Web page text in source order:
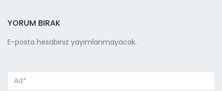
YORUM BIRAK
E-posta hesabınız yayımlanmayacak.